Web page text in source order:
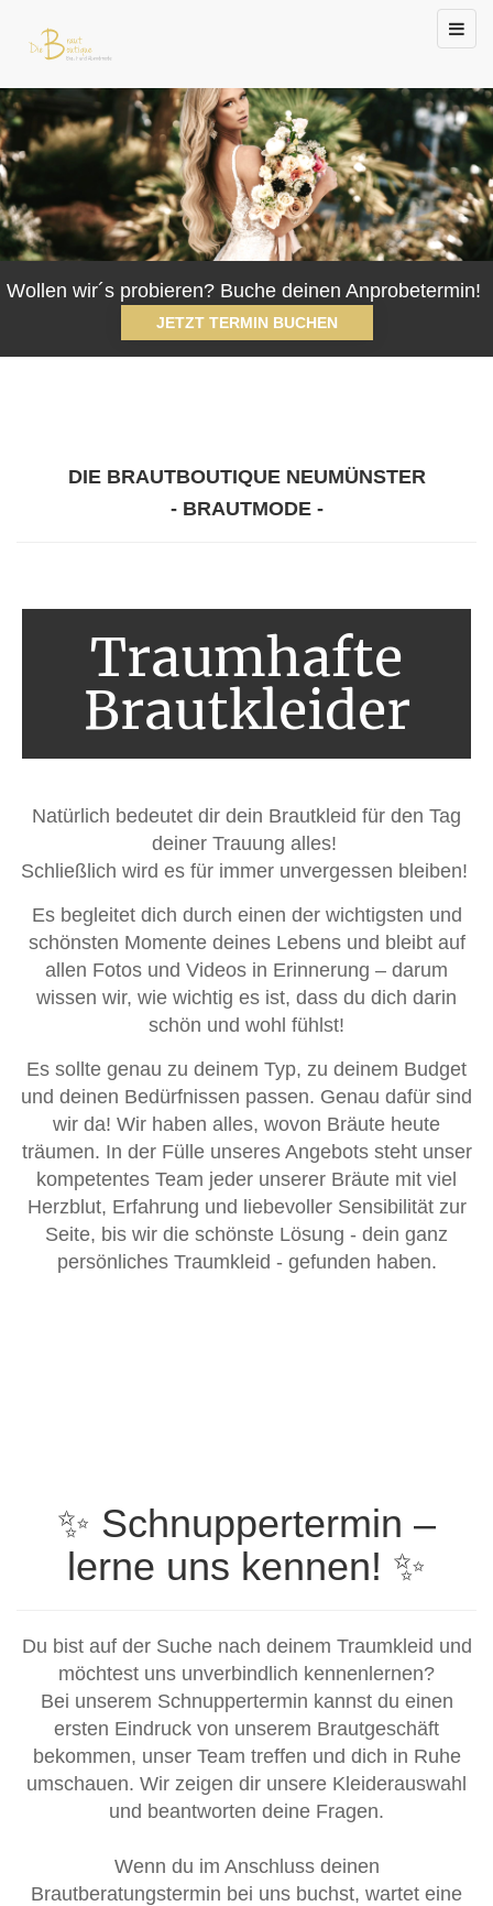
Wollen wir´s probieren? Buche deinen Anprobetermin!
JETZT TERMIN BUCHEN
DIE BRAUTBOUTIQUE NEUMÜNSTER
- BRAUTMODE -
Traumhafte
Brautkleider
Natürlich bedeutet dir dein Brautkleid für den Tag
deiner Trauung alles!
Schließlich wird es für immer unvergessen bleiben!
Es begleitet dich durch einen der wichtigsten und
schönsten Momente deines Lebens und bleibt auf
allen Fotos und Videos in Erinnerung – darum
wissen wir, wie wichtig es ist, dass du dich darin
schön und wohl fühlst!
Es sollte genau zu deinem Typ, zu deinem Budget
und deinen Bedürfnissen passen. Genau dafür sind
wir da! Wir haben alles, wovon Bräute heute
träumen. In der Fülle unseres Angebots steht unser
kompetentes Team jeder unserer Bräute mit viel
Herzblut, Erfahrung und liebevoller Sensibilität zur
Seite, bis wir die schönste Lösung - dein ganz
persönliches Traumkleid - gefunden haben.
✨ Schnuppertermin –
lerne uns kennen! ✨
Du bist auf der Suche nach deinem Traumkleid und
möchtest uns unverbindlich kennenlernen?
Bei unserem Schnuppertermin kannst du einen
ersten Eindruck von unserem Brautgeschäft
bekommen, unser Team treffen und dich in Ruhe
umschauen. Wir zeigen dir unsere Kleiderauswahl
und beantworten deine Fragen.
Wenn du im Anschluss deinen
Brautberatungstermin bei uns buchst, wartet eine